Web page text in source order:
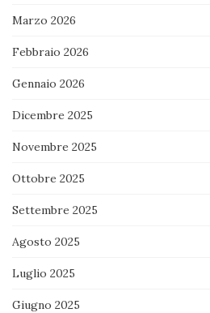
Marzo 2026
Febbraio 2026
Gennaio 2026
Dicembre 2025
Novembre 2025
Ottobre 2025
Settembre 2025
Agosto 2025
Luglio 2025
Giugno 2025